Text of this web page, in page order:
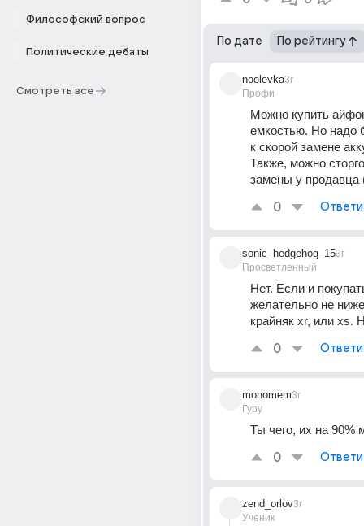
Философский вопрос
Политические дебаты
Смотреть все
По дате По рейтингу
noolevka
Профи
3г
Можно купить
емкостью. Но надо
к скорой замене
Также, можно
замены у продавца
0
sonic_hedgehog_15
Просветленный
3г
Нет. Если и
желательно не
крайняк xr, или xs.
0
monomem
Гуру
3г
Ты чего, их на 90%
0
zend_orlov
Ученик
3г